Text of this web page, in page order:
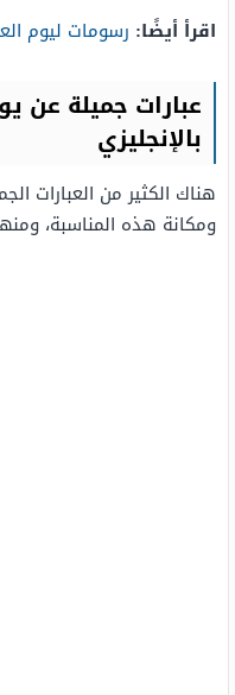
اقرأ أيضًا: رسومات ليوم
عبارات جميلة عن
بالإنجليزي
هناك الكثير من العبارات
ومكانة هذه المناسبة،